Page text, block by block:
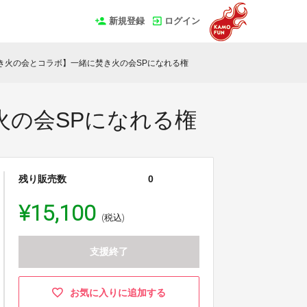
新規登録 ログイン
火の会とコラボ】一緒に焚き火の会SPになれる権
の会SPになれる権
残り販売数 0
¥15,100 (税込)
支援終了
お気に入りに追加する